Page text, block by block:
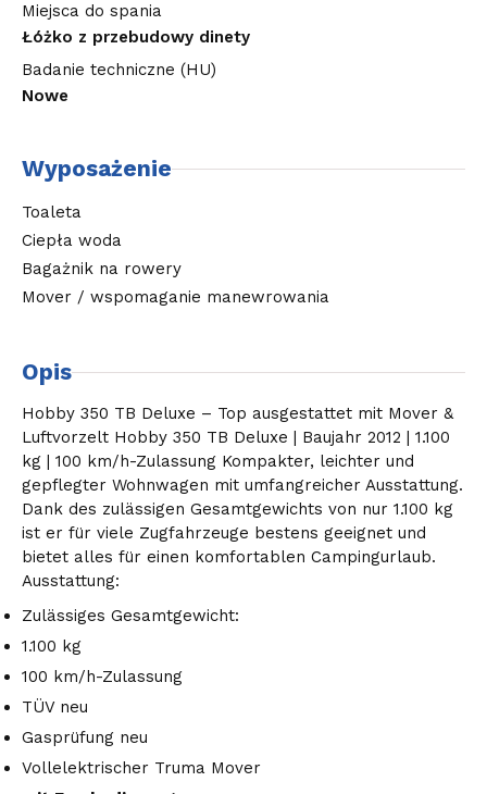
Miejsca do spania
Łóżko z przebudowy dinety
Badanie techniczne (HU)
Nowe
Wyposażenie
Toaleta
Ciepła woda
Bagażnik na rowery
Mover / wspomaganie manewrowania
Opis
Hobby 350 TB Deluxe – Top ausgestattet mit Mover &
Luftvorzelt Hobby 350 TB Deluxe | Baujahr 2012 | 1.100
kg | 100 km/h-Zulassung Kompakter, leichter und
gepflegter Wohnwagen mit umfangreicher Ausstattung.
Dank des zulässigen Gesamtgewichts von nur 1.100 kg
ist er für viele Zugfahrzeuge bestens geeignet und
bietet alles für einen komfortablen Campingurlaub.
Ausstattung:
Zulässiges Gesamtgewicht:
1.100 kg
100 km/h-Zulassung
TÜV neu
Gasprüfung neu
Vollelektrischer Truma Mover